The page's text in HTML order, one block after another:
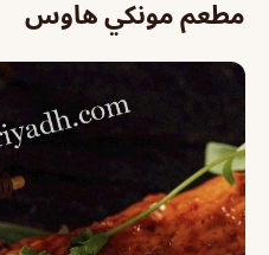
مطعم مونكي هاوس